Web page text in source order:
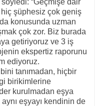
şüphesiz çok geniş
konusunda uzman
çok zor. Biz burada
getiriyoruz ve 3 iş
ekspertiz raporunu
ediyoruz.
tanımadan, hiçbir
birikimlerine
kurulmadan eşya
eşyayı kendinin de